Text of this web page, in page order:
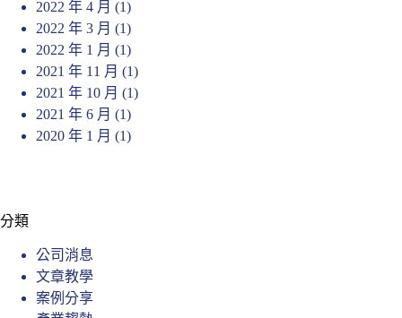
2022 年 4 月 (1)
2022 年 3 月 (1)
2022 年 1 月 (1)
2021 年 11 月 (1)
2021 年 10 月 (1)
2021 年 6 月 (1)
2020 年 1 月 (1)
分類
公司消息
文章教學
案例分享